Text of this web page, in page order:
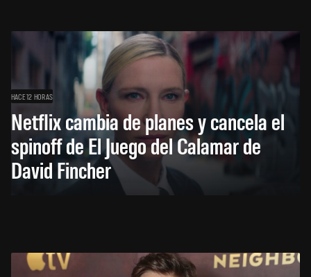
HACE 12 HORAS
Netflix cambia de planes y cancela el
spinoff de El Juego del Calamar de
David Fincher